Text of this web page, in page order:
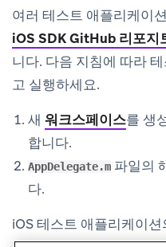
여러 테스트 애플리케이
iOS SDK GitHub 리포지
니다. 다음 지침에 따라
고 실행하세요.
새 워크스페이스를 생
합니다.
AppDelegate.m 파일의
다.
iOS 테스트 애플리케이